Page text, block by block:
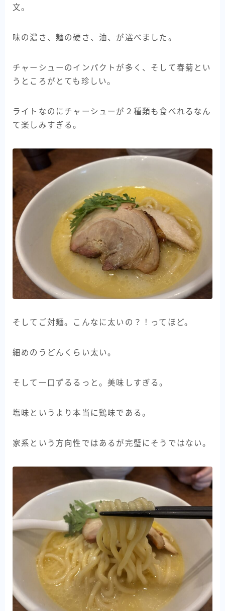
文。
味の濃さ、麺の硬さ、油、が選べました。
チャーシューのインパクトが多く、そして春菊とい
うところがとても珍しい。
ライトなのにチャーシューが２種類も食べれるなん
て楽しみすぎる。
そしてご対麺。こんなに太いの？！ってほど。
細めのうどんくらい太い。
そして一口ずるるっと。美味しすぎる。
塩味というより本当に鶏味である。
家系という方向性ではあるが完璧にそうではない。